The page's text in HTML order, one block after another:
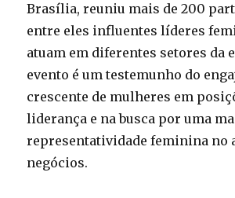
Brasília, reuniu mais de 200
entre eles influentes líderes
atuam em diferentes setores da
evento é um testemunho do
crescente de mulheres em
liderança e na busca por uma
representatividade feminina no
negócios.